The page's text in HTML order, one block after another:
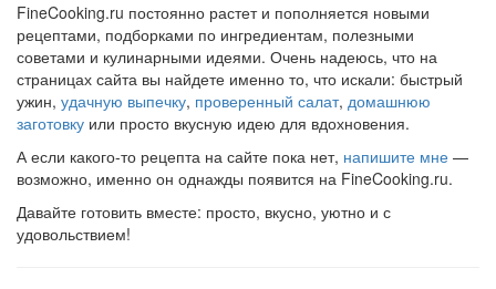
FineCooking.ru постоянно растет и пополняется новыми
рецептами, подборками по ингредиентам, полезными
советами и кулинарными идеями. Очень надеюсь, что на
страницах сайта вы найдете именно то, что искали: быстрый
ужин, удачную выпечку, проверенный салат, домашнюю
заготовку или просто вкусную идею для вдохновения.
А если какого-то рецепта на сайте пока нет, напишите мне —
возможно, именно он однажды появится на FineCooking.ru.
Давайте готовить вместе: просто, вкусно, уютно и с
удовольствием!